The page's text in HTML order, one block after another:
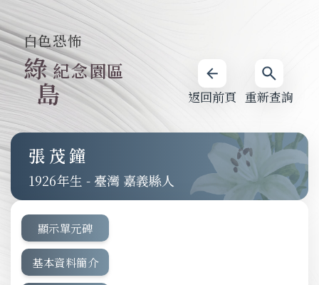
重新查詢
返回前頁
白色恐怖
綠
島
紀念園區
張茂鐘
1926 - 臺灣 嘉義縣人
顯示單元碑
基本資料簡介